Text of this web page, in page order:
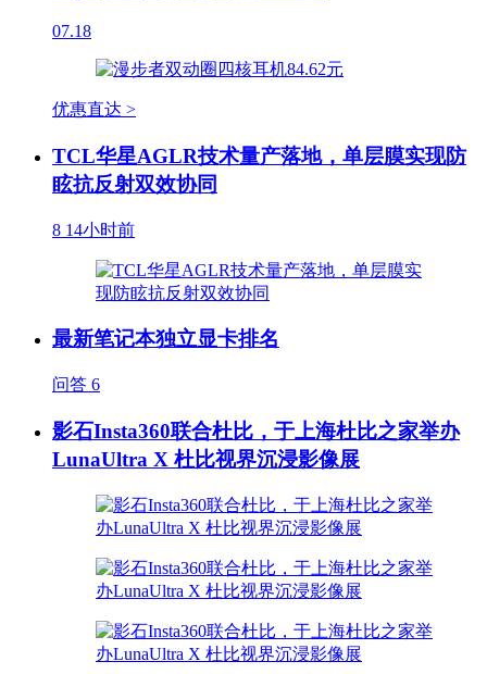
07.18
优惠直达 >
TCL华星AGLR技术量产落地，单层膜实现防
眩抗反射双效协同
8 14小时前
最新笔记本独立显卡排名
问答 6
影石Insta360联合杜比，于上海杜比之家举办
LunaUltra X 杜比视界沉浸影像展